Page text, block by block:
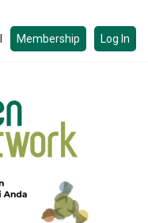
Membership Log In